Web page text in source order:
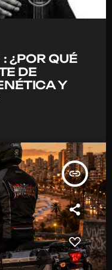
¿POR QUÉ
DE
Y
insert_link